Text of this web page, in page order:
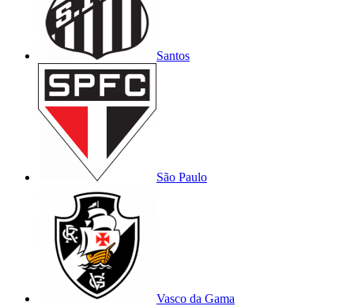
Santos
São Paulo
Vasco da Gama